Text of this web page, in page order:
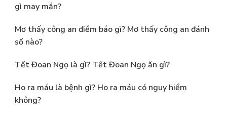
gì may mắn?
Mơ thấy công an điềm báo gì? Mơ thấy công an đánh
số nào?
Tết Đoan Ngọ là gì? Tết Đoan Ngọ ăn gì?
Ho ra máu là bệnh gì? Ho ra máu có nguy hiểm
không?